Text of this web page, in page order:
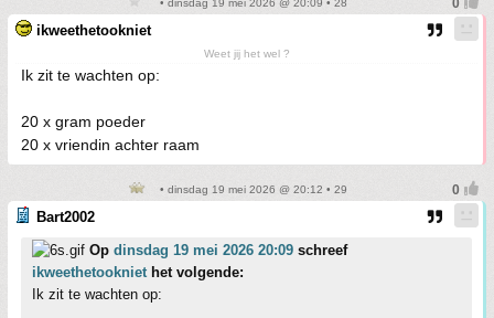
• dinsdag 19 mei 2026 @ 20:09 • 28
ikweethetookniet
Weet jij het wel ?
Ik zit te wachten op:
20 x gram poeder
20 x vriendin achter raam
• dinsdag 19 mei 2026 @ 20:12 • 29
Bart2002
Op dinsdag 19 mei 2026 20:09 schreef
ikweethetookniethet volgende:
Ik zit te wachten op: